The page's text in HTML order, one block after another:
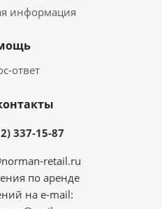
информация
ответ
337-15-87
retail.ru
по аренде
на e-mail: